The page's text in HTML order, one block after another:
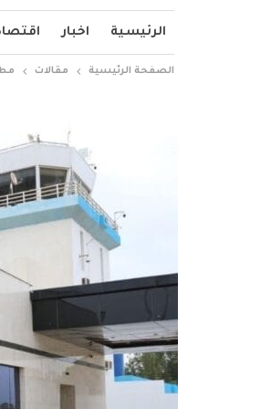
الرئيسية اخبار
الصفحة الرئيسية مقالات